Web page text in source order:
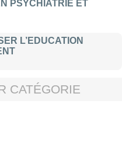
PSYCHIATRIE ET
L’EDUCATION
CATÉGORIE